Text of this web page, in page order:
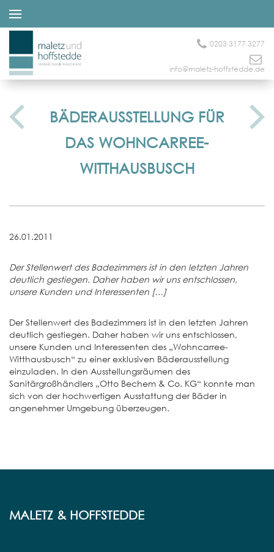
0203 3177 3277
info@maletz-hoffstedde.de
BÄDERAUSSTELLUNG FÜR
DAS WOHNCARREE-
WITTHAUSBUSCH
26.01.2011
Der Stellenwert des Badezimmers ist in den letzten Jahren
deutlich gestiegen. Daher haben wir uns entschlossen,
unsere Kunden und Interessenten […]
Der Stellenwert des Badezimmers ist in den letzten Jahren
deutlich gestiegen. Daher haben wir uns entschlossen,
unsere Kunden und Interessenten des „Wohncarree-
Witthausbusch“ zu einer exklusiven Bäderausstellung
einzuladen. In den Ausstellungsräumen des
Sanitärgroßhändlers „Otto Bechem & Co. KG“ konnte man
sich von der hochwertigen Ausstattung der Bäder in
angenehmer Umgebung überzeugen.
MALETZ & HOFFSTEDDE